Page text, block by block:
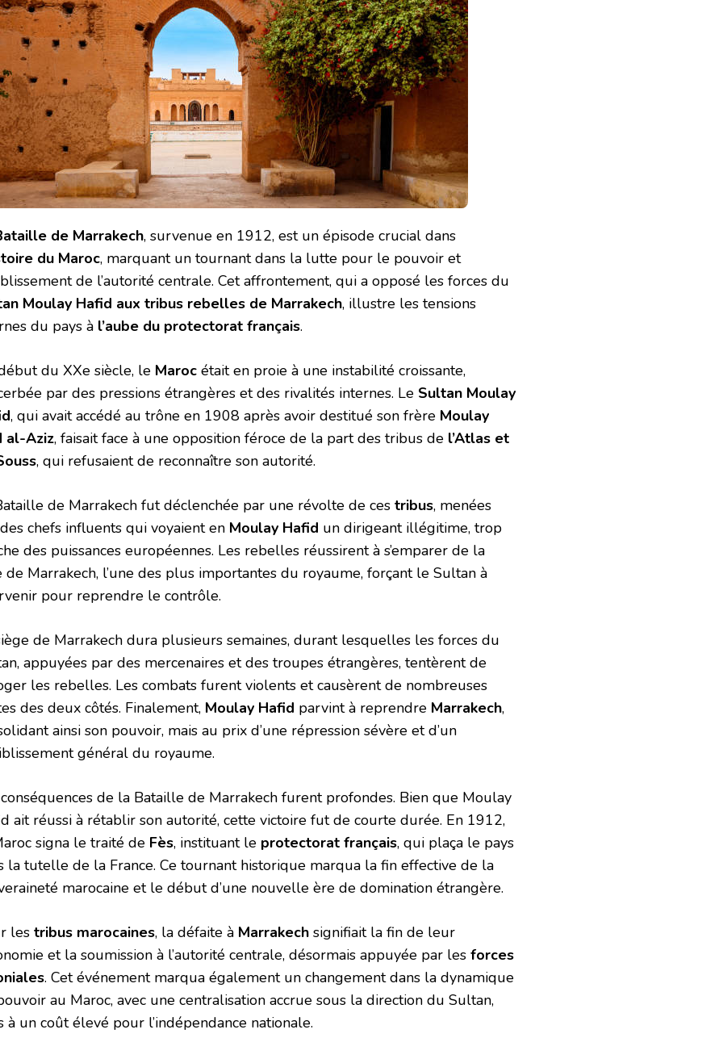
de Marrakech, survenue en 1912, est un épisode crucial dans
du Maroc, marquant un tournant dans la lutte pour le pouvoir et
de l’autorité centrale. Cet affrontement, qui a opposé les forces du
Moulay Hafid aux tribus rebelles de Marrakech, illustre les tensions
du pays à l’aube du protectorat français.
du XXe siècle, le Maroc était en proie à une instabilité croissante,
par des pressions étrangères et des rivalités internes. Le Sultan Moulay
, qui avait accédé au trône en 1908 après avoir destitué son frère Moulay
al-Aziz, faisait face à une opposition féroce de la part des tribus de l’Atlas et
, qui refusaient de reconnaître son autorité.
de Marrakech fut déclenchée par une révolte de ces tribus, menées
chefs influents qui voyaient en Moulay Hafid un dirigeant illégitime, trop
des puissances européennes. Les rebelles réussirent à s’emparer de la
Marrakech, l’une des plus importantes du royaume, forçant le Sultan à
pour reprendre le contrôle.
de Marrakech dura plusieurs semaines, durant lesquelles les forces du
appuyées par des mercenaires et des troupes étrangères, tentèrent de
les rebelles. Les combats furent violents et causèrent de nombreuses
des deux côtés. Finalement, Moulay Hafid parvint à reprendre Marrakech,
ainsi son pouvoir, mais au prix d’une répression sévère et d’un
général du royaume.
de la Bataille de Marrakech furent profondes. Bien que Moulay
ait réussi à rétablir son autorité, cette victoire fut de courte durée. En 1912,
signa le traité de Fès, instituant le protectorat français, qui plaça le pays
la tutelle de la France. Ce tournant historique marqua la fin effective de la
marocaine et le début d’une nouvelle ère de domination étrangère.
les tribus marocaines, la défaite à Marrakech signifiait la fin de leur
et la soumission à l’autorité centrale, désormais appuyée par les forces
. Cet événement marqua également un changement dans la dynamique
au Maroc, avec une centralisation accrue sous la direction du Sultan,
à un coût élevé pour l’indépendance nationale.